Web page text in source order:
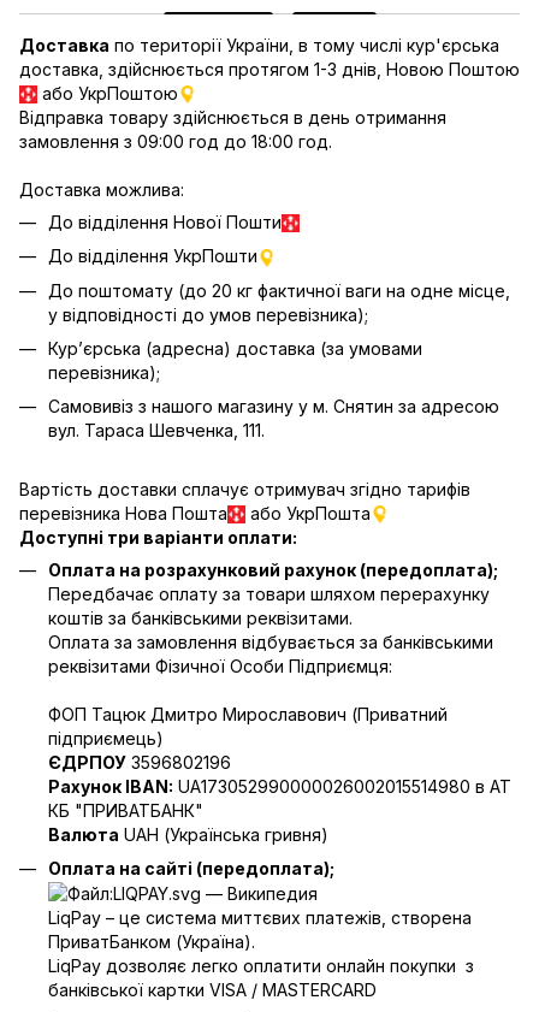
Доставка по території України, в тому числі кур'єрська
доставка, здійснюється протягом 1-3 днів, Новою Поштою
або УкрПоштою
Відправка товару здійснюється в день отримання
замовлення з 09:00 год до 18:00 год.
Доставка можлива:
До відділення Нової Пошти
До відділення УкрПошти
До поштомату (до 20 кг фактичної ваги на одне місце,
у відповідності до умов перевізника);
Кур’єрська (адресна) доставка (за умовами
перевізника);
Самовивіз з нашого магазину у м. Снятин за адресою
вул. Тараса Шевченка, 111.
Вартість доставки сплачує отримувач згідно тарифів
перевізника Нова Пошта
або УкрПошта
Доступні три варіанти оплати:
Оплата на розрахунковий рахунок (передоплата);
Передбачає оплату за товари шляхом перерахунку
коштів за банківськими реквізитами.
Оплата за замовлення відбувається за банківськими
реквізитами Фізичної Особи Підприємця:
ФОП Тацюк Дмитро Мирославович (Приватний
пiдприємець)
ЄДРПОУ 3596802196
Рахунок IBAN: UA173052990000026002015514980 в АТ
КБ "ПРИВАТБАНК"
Валюта UAH (Українська гривня)
Оплата на сайті (передоплата);
LiqPay – це система миттєвих платежів, створена
ПриватБанком (Україна).
LiqPay дозволяє легко оплатити онлайн покупки з
банківської картки VISA / MASTERCARD